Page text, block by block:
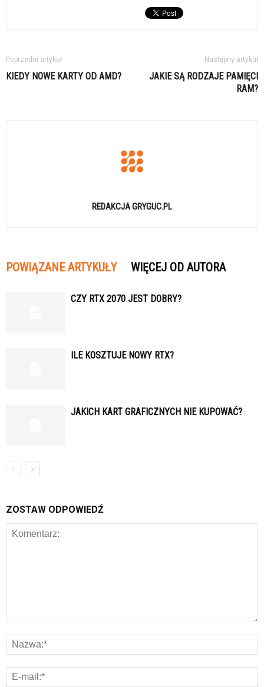
Poprzedni artykuł
KIEDY NOWE KARTY OD AMD?
Następny artykuł
JAKIE SĄ RODZAJE PAMIĘCI
RAM?
REDAKCJA GRYGUC.PL
POWIĄZANE ARTYKUŁY WIĘCEJ OD AUTORA
CZY RTX 2070 JEST DOBRY?
ILE KOSZTUJE NOWY RTX?
JAKICH KART GRAFICZNYCH NIE KUPOWAĆ?
ZOSTAW ODPOWIEDŹ